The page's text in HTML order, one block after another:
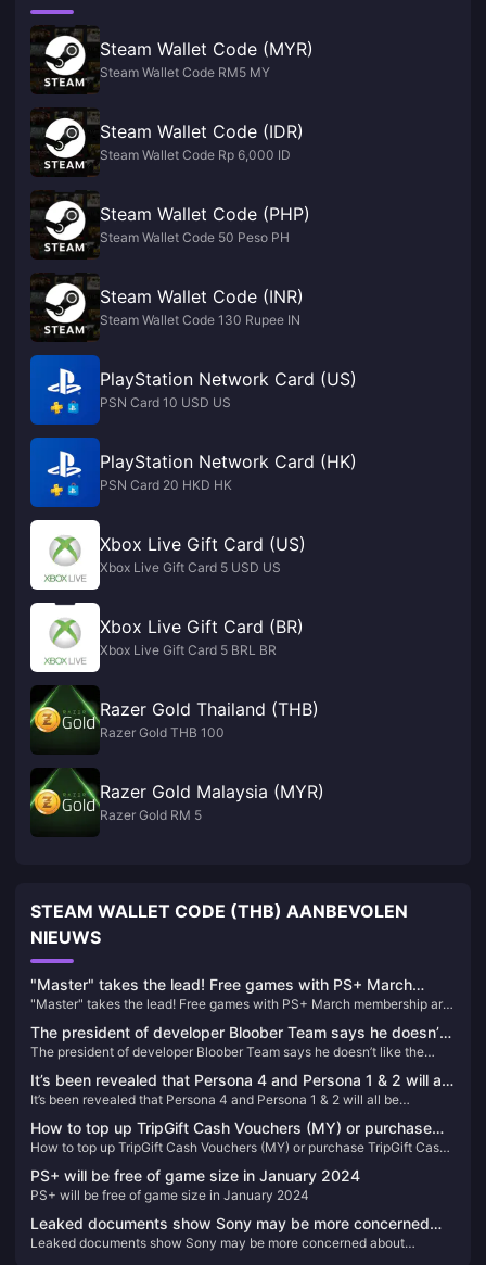
Steam Wallet Code (MYR)
Steam Wallet Code RM5 MY
Steam Wallet Code (IDR)
Steam Wallet Code Rp 6,000 ID
Steam Wallet Code (PHP)
Steam Wallet Code 50 Peso PH
Steam Wallet Code (INR)
Steam Wallet Code 130 Rupee IN
PlayStation Network Card (US)
PSN Card 10 USD US
PlayStation Network Card (HK)
PSN Card 20 HKD HK
Xbox Live Gift Card (US)
Xbox Live Gift Card 5 USD US
Xbox Live Gift Card (BR)
Xbox Live Gift Card 5 BRL BR
Razer Gold Thailand (THB)
Razer Gold THB 100
Razer Gold Malaysia (MYR)
Razer Gold RM 5
STEAM WALLET CODE (THB) AANBEVOLEN
NIEUWS
"Master" takes the lead! Free games with PS+ March
membership are now available
"Master" takes the lead! Free games with PS+ March membership are
The president of developer Bloober Team says he doesn’t
like the trailer for Silent Hill 2 Remake
The president of developer Bloober Team says he doesn’t like the
It’s been revealed that Persona 4 and Persona 1 & 2 will all
be remade/remastered
It’s been revealed that Persona 4 and Persona 1 & 2 will all be
How to top up TripGift Cash Vouchers (MY) or purchase
TripGift Cash Vouchers (MY)
How to top up TripGift Cash Vouchers (MY) or purchase TripGift Cash
PS+ will be free of game size in January 2024
PS+ will be free of game size in January 2024
Leaked documents show Sony may be more concerned
about Microsoft's acquisition of Activision Blizzard than
Leaked documents show Sony may be more concerned about